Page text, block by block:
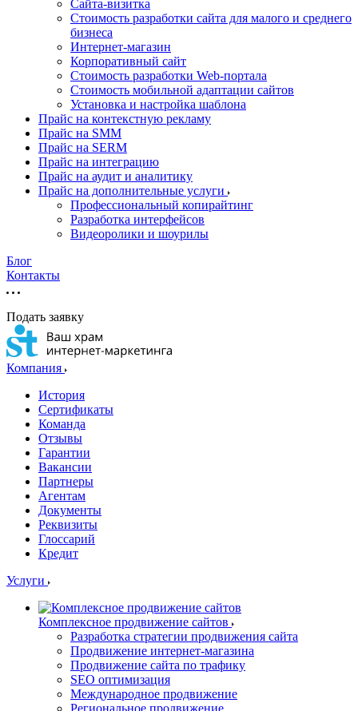
Cайта-визитка
Стоимость разработки сайта для малого и среднего
бизнеса
Интернет-магазин
Корпоративный сайт
Стоимость разработки Web-портала
Стоимость мобильной адаптации сайтов
Установка и настройка шаблона
Прайс на контекстную рекламу
Прайс на SMM
Прайс на SERM
Прайс на интеграцию
Прайс на аудит и аналитику
Прайс на дополнительные услуги
Профессиональный копирайтинг
Разработка интерфейсов
Видеоролики и шоурилы
Блог
Контакты
Подать заявку
Компания
История
Сертификаты
Команда
Отзывы
Гарантии
Вакансии
Партнеры
Агентам
Документы
Реквизиты
Глоссарий
Кредит
Услуги
Комплексное продвижение сайтов
Разработка стратегии продвижения сайта
Продвижение интернет-магазина
Продвижение сайта по трафику
SEO оптимизация
Международное продвижение
Региональное продвижение